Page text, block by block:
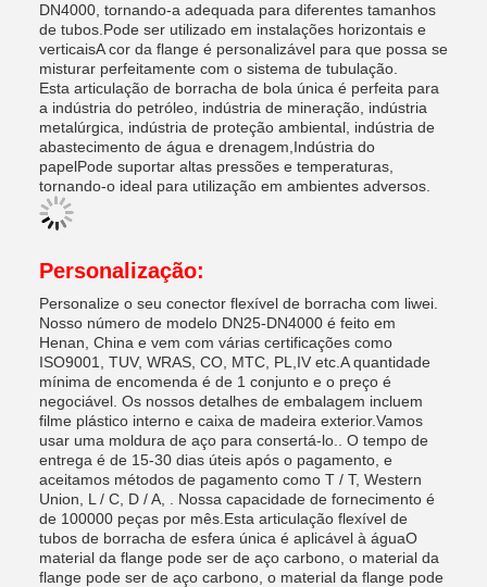
DN4000, tornando-a adequada para diferentes tamanhos
de tubos.Pode ser utilizado em instalações horizontais e
verticaisA cor da flange é personalizável para que possa se
misturar perfeitamente com o sistema de tubulação.
Esta articulação de borracha de bola única é perfeita para
a indústria do petróleo, indústria de mineração, indústria
metalúrgica, indústria de proteção ambiental, indústria de
abastecimento de água e drenagem,Indústria do
papelPode suportar altas pressões e temperaturas,
tornando-o ideal para utilização em ambientes adversos.
Personalização:
Personalize o seu conector flexível de borracha com liwei.
Nosso número de modelo DN25-DN4000 é feito em
Henan, China e vem com várias certificações como
ISO9001, TUV, WRAS, CO, MTC, PL,IV etc.A quantidade
mínima de encomenda é de 1 conjunto e o preço é
negociável. Os nossos detalhes de embalagem incluem
filme plástico interno e caixa de madeira exterior.Vamos
usar uma moldura de aço para consertá-lo.. O tempo de
entrega é de 15-30 dias úteis após o pagamento, e
aceitamos métodos de pagamento como T / T, Western
Union, L / C, D / A, . Nossa capacidade de fornecimento é
de 100000 peças por mês.Esta articulação flexível de
tubos de borracha de esfera única é aplicável à águaO
material da flange pode ser de aço carbono, o material da
flange pode ser de aço carbono, o material da flange pode